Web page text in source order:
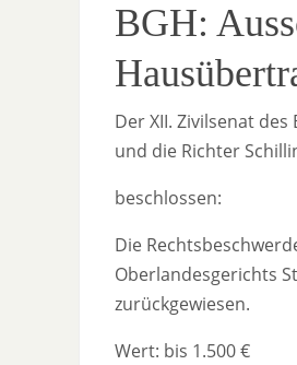
BGH:
Der XII. Zivilsenat
und die Richter
beschlossen:
Die
Oberlandesgerichts
zurückgewiesen.
Wert: bis 1.500 €